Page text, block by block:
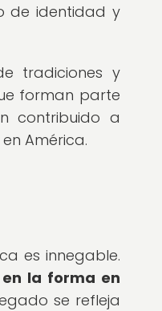
de identidad y
tradiciones y
forman parte
contribuido a
América.
es innegable.
la forma en
se refleja